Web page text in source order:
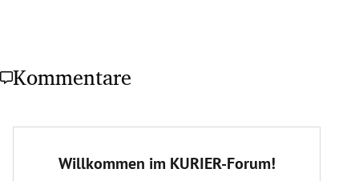
Kommentare